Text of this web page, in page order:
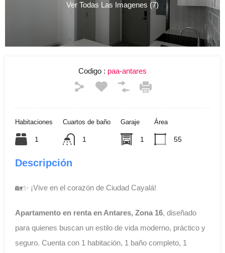
Ver Todas Las Imagenes (7)
Codigo : paa-antares
Habitaciones
1
Cuartos de baño
1
Garaje
1
Área
55
Descripción
🏡✨ ¡Vive en el corazón de Ciudad Cayalá!
Apartamento en renta en Antares, Zona 16, diseñado
para quienes buscan un estilo de vida moderno, práctico y
seguro. Cuenta con 1 habitación, 1 baño completo, 1